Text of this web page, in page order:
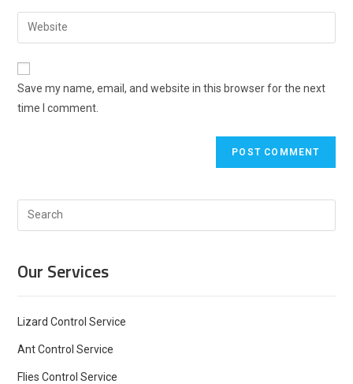
comment
email
address
comment
Enter
your
website
Save my name, email, and website in this browser for the next
time I comment.
Search
this
Our Services
Lizard Control Service
Ant Control Service
Flies Control Service